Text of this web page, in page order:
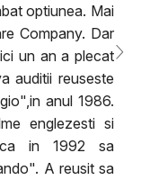
optiunea. Mai
Company. Dar
un an a plecat
auditii reuseste
anul 1986.
englezesti si
ca in 1992 sa
A reusit sa